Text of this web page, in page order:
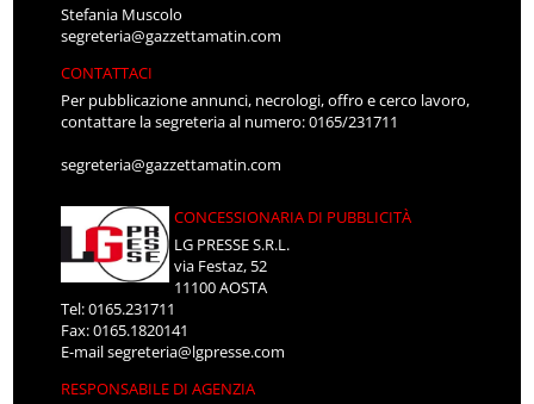
Stefania Muscolo
segreteria@gazzettamatin.com
CONTATTACI
Per pubblicazione annunci, necrologi, offro e cerco lavoro,
contattare la segreteria al numero: 0165/231711
segreteria@gazzettamatin.com
CONCESSIONARIA DI PUBBLICITÀ
LG PRESSE S.R.L.
via Festaz, 52
11100 AOSTA
Tel: 0165.231711
Fax: 0165.1820141
E-mailsegreteria@lgpresse.com
RESPONSABILE DI AGENZIA